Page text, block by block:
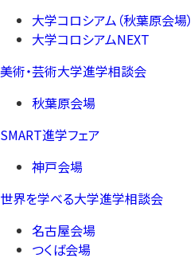
大学コロシアム（秋葉原会場）
大学コロシアムNEXT
美術・芸術大学進学相談会
秋葉原会場
SMART進学フェア
神戸会場
世界を学べる大学進学相談会
名古屋会場
つくば会場